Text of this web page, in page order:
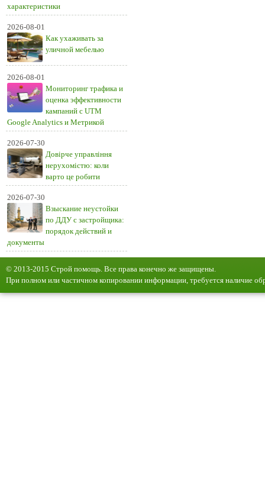
характеристики
2026-08-01
Как ухаживать за
уличной мебелью
2026-08-01
Мониторинг трафика и
оценка эффективности
кампаний с UTM
Google Analytics и Метрикой
2026-07-30
Довірче управління
нерухомістю: коли
варто це робити
2026-07-30
Взыскание неустойки
по ДДУ с застройщика:
порядок действий и
документы
© 2013-2015 Строй помощь. Все права конечно же защищены.
При полном или частичном копировании информации, требуется наличие